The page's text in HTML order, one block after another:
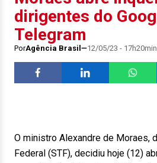
dirigentes do
Telegram
PorAgência Brasil 12/05/23 - 17h20min
O ministro Alexandre de Moraes,
Federal (STF), decidiu hoje (12)